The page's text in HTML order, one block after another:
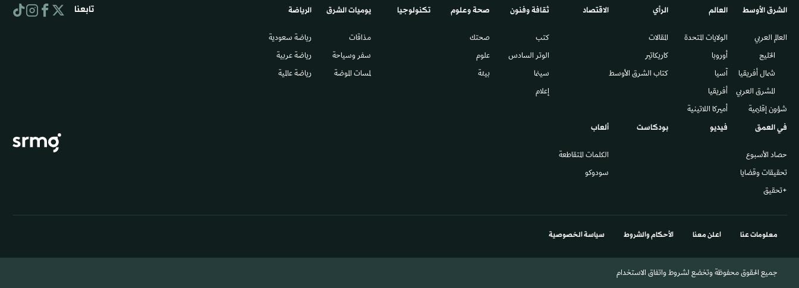
الشرق الأوسط​
العالم العربي
الخليج
شمال أفريقيا
المشرق العربي
شؤون إقليمية
العالم
الولايات المتحدة
أوروبا
آسيا
أفريقيا
أميركا اللاتينية
الرأي
المقالات
كاريكاتير
كتاب الشرق الأوسط
الاقتصاد ثقافة وفنون
كتب
الوتر السادس​
سينما
إعلام
صحة وعلوم
صحتك
علوم
بيئة
تكنولوجيا يوميات الشرق​
مذاقات
سفر وسياحة
لمسات الموضة
الرياضة
رياضة سعودية
رياضة عربية
رياضة عالمية
في العمق
حصاد الأسبوع
تحقيقات وقضايا
+تحقيق
فيديو بودكاست ألعاب
الكلمات المتقاطعة
سودوكو
تابعنا
معلومات عنا اعلن معنا الأحكام والشروط سياسة الخصوصية
جميع الحقوق محفوظة وتخضع لشروط واتفاق الاستخدام